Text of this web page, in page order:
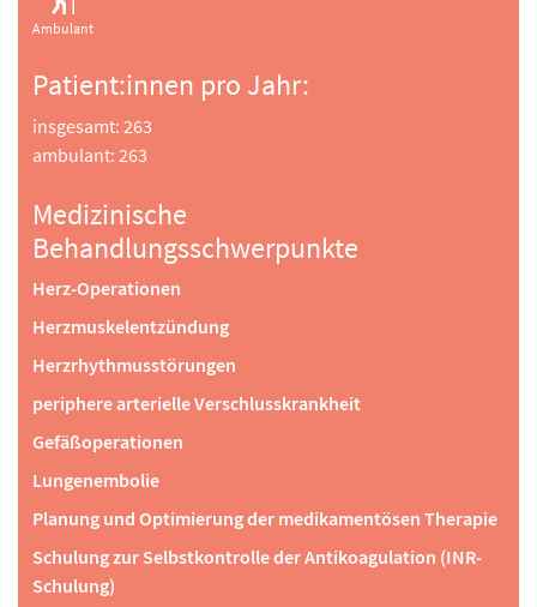
Klinische Psychologie
Training, Progressive Muskelrelaxation),
Angehörigenberatung
Reha-Pflege
Alltagskompetenzen, Wundversorgung,
Physikalische Therapie
Lokale Kälte- und Wärmetherapie, Elektrotherapie,
Lymphdrainage
Ernährung
Ernährungsberatung und - Schulungen; Lehrküche,
energiedefinierte Kost, Sonderernährung
Ambulant
Patient:innen pro Jahr:
insgesamt: 263
ambulant: 263
Medizinische
Behandlungsschwerpunkte
Herz-Operationen
Herzmuskelentzündung
Herzrhythmusstörungen
periphere arterielle Verschlusskrankheit
Gefäßoperationen
Lungenembolie
Planung und Optimierung der medikamentösen Therapie
Schulung zur Selbstkontrolle der Antikoagulation (INR-
Schulung)